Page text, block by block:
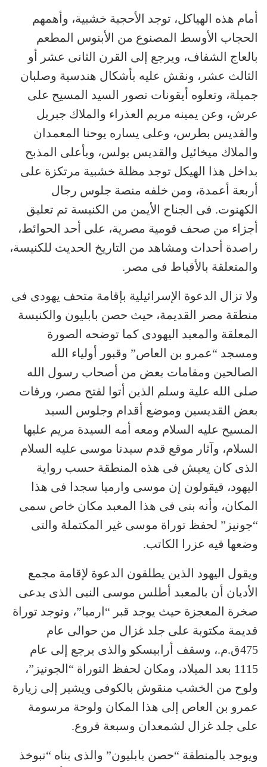
أمام هذه الهياكل، توجد الأحجبة خشبية، وأهمهم
الحجاب الأوسط المصنوع من الأبنوس المطعم
بالعاج الشفاف، ويرجع إلى القرن الثانى عشر أو
الثالث عشر، ونقش عليه بأشكال هندسية وصلبان
جميلة، وتعلوه أيقونات تصور السيد المسيح على
عرش، وعن يمينه مريم العذراء والملاك جبريل
والقديس بطرس، وعلى يساره يوحنا المعمدان
والملاك ميخائيل والقديس بولس، وبأعلى المذبح
بداخل هذا الهيكل توجد مظلة خشبية مرتكزة على
أربعة أعمدة، ومن خلفه منصة جلوس رجال
الكهنوت. فى الجناح الأيمن من الكنيسة تم تعليق
أجزاء من صحف قومية مصرية، على أحد الحوائط،
راصدة أحداث ومشاهد من التاريخ الحديث للكنيسة،
والمتعلقة بالأقباط فى مصر.
ولا تزال الدعوة الإسرائيلية بإقامة متحف يهودى فى
منطقة مصر القديمة، حيث حصن بابليون والكنيسة
المعلقة والمعبد اليهودى كما توضحه الصورة
ومسجد “عمرو بن العاص” وقبور أولياء الله
الصالحين ومقامات بعض من أصحاب رسول الله
صلى الله علية وسلم الذين أتوا لفتح مصر، ورفات
بعض القديسين وموضع أقدام وجلوس السيد
المسيح عليه السلام ومعه أمه السيدة مريم عليها
السلام، وآثار موقع قدم سيدنا موسى عليه السلام
الذى كان يعيش فى هذه المنطقة حسب رواية
اليهود، فيقولون إن موسى وارميا سجدا فى هذا
المكان، وأنه بنى فى هذا المعبد مكان خاص سمى
“جونيز” لحفظ توراة موسى غير المكتملة والتى
وضعها فيه عزرا الكاتب.
ويقول اليهود الذين يطلقون الدعوة لإقامة مجمع
الأديان أن بالمعبد أطلس موسى النبى الذى يدعى
صخرة المعجزة حيث يوجد قبر “ارميا”، وتوجد توراة
قديمة مكتوبة على جلد غزال من حوالى عام
475ق.م.، وسقف أرابيسكو والذى يرجع إلى عام
1115 بعد الميلاد، ومكان لحفظ التوراة “الجونيز”،
ولوح من الخشب منقوش بالكوفى ويشير إلى زيارة
عمرو بن العاص إلى هذا المكان ولوحة مرسومة
على جلد غزال لشمعدان وسبعة فروع.
ويوجد بالمنطقة “حصن بابليون” والذى بناه “نبوخذ